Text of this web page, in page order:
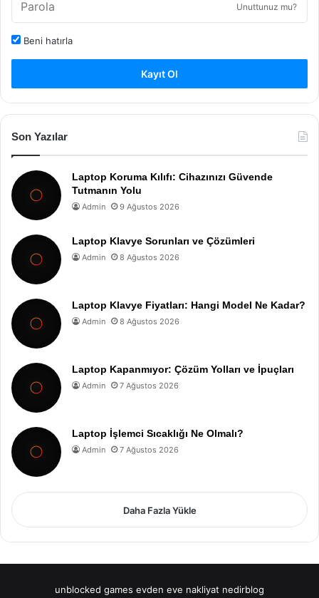
Unuttunuz mu?
Beni hatırla
Kayıt Ol
Son Yazılar
Laptop Koruma Kılıfı: Cihazınızı Güvende
Tutmanın Yolu
Admin 9 Ağustos 2026
Laptop Klavye Sorunları ve Çözümleri
Admin 8 Ağustos 2026
Laptop Klavye Fiyatları: Hangi Model Ne Kadar?
Admin 8 Ağustos 2026
Laptop Kapanmıyor: Çözüm Yolları ve İpuçları
Admin 7 Ağustos 2026
Laptop İşlemci Sıcaklığı Ne Olmalı?
Admin 7 Ağustos 2026
Daha Fazla Yükle
unblocked games evden eve nakliyat nedirblog